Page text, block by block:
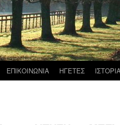
ΕΠΙΚΟΙΝΩΝΙΑ ΗΓΕΤΕΣ